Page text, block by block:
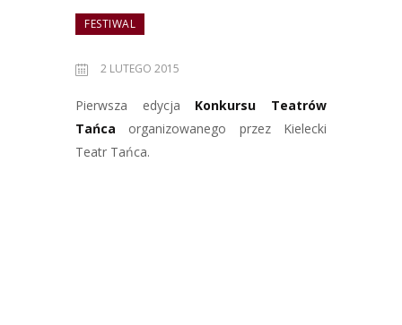
FESTIWAL
2 LUTEGO 2015
Pierwsza edycja Konkursu Teatrów
Tańca organizowanego przez Kielecki
Teatr Tańca.